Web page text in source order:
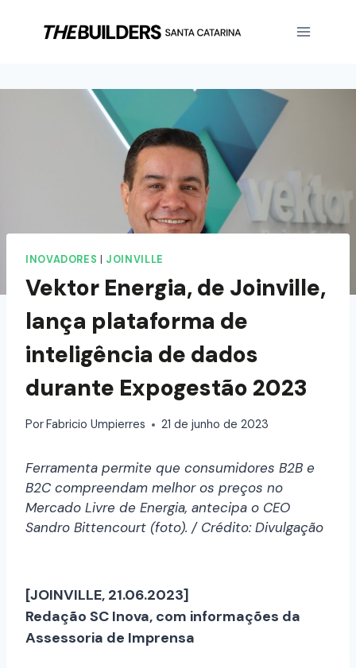
INOVADORES JOINVILLE
Vektor Energia, de Joinville,
lança plataforma de
inteligência de dados
durante Expogestão 2023
PorFabricio Umpierres 21 de junho de 2023
Ferramenta permite que consumidores B2B e
B2C compreendam melhor os preços no
Mercado Livre de Energia, antecipa o CEO
Sandro Bittencourt (foto). / Crédito: Divulgação
[JOINVILLE, 21.06.2023]
Redação SC Inova, com informações da
Assessoria de Imprensa